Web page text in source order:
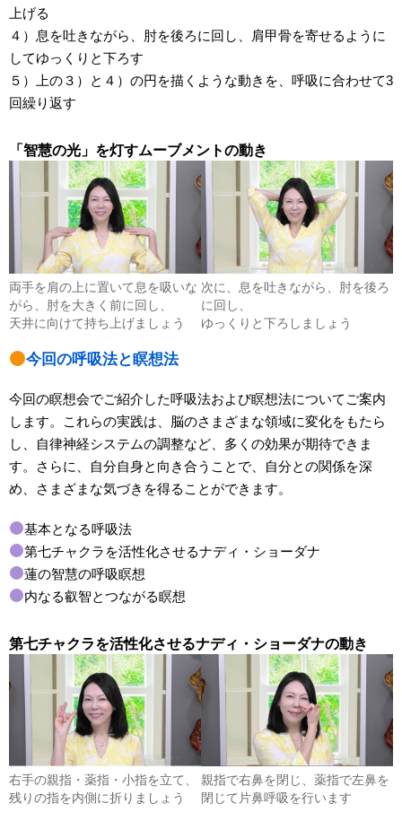
上げる
４）息を吐きながら、肘を後ろに回し、肩甲骨を寄せるように
してゆっくりと下ろす
５）上の３）と４）の円を描くような動きを、呼吸に合わせて3
回繰り返す
「智慧の光」を灯すムーブメントの動き
両手を肩の上に置いて息を吸いな
がら、肘を大きく前に回し、
天井に向けて持ち上げましょう
次に、息を吐きながら、肘を後ろ
に回し、
ゆっくりと下ろしましょう
今回の呼吸法と瞑想法
今回の瞑想会でご紹介した呼吸法および瞑想法についてご案内
します。これらの実践は、脳のさまざまな領域に変化をもたら
し、自律神経システムの調整など、多くの効果が期待できま
す。さらに、自分自身と向き合うことで、自分との関係を深
め、さまざまな気づきを得ることができます。
基本となる呼吸法
第七チャクラを活性化させるナディ・ショーダナ
蓮の智慧の呼吸瞑想
内なる叡智とつながる瞑想
第七チャクラを活性化させるナディ・ショーダナの動き
右手の親指・薬指・小指を立て、
残りの指を内側に折りましょう
親指で右鼻を閉じ、薬指で左鼻を
閉じて片鼻呼吸を行います